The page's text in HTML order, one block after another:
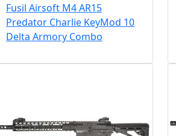
Fusil Airsoft M4 AR15
Predator Charlie KeyMod 10
Delta Armory Combo